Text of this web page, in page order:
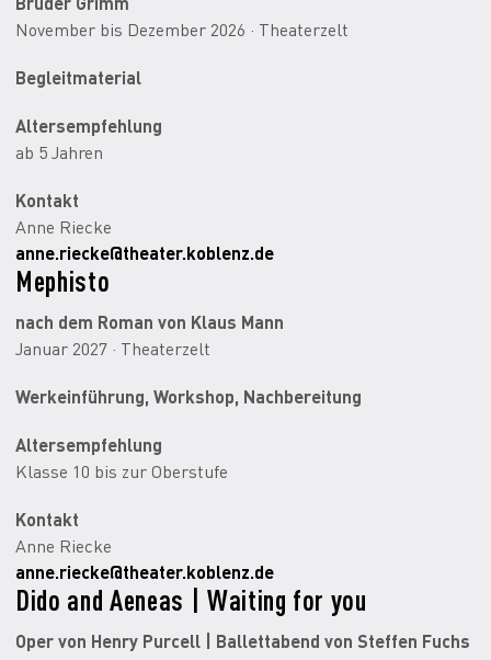
November bis Dezember 2026 · Theaterzelt
Begleitmaterial
Altersempfehlung
ab 5 Jahren
Kontakt
Anne Riecke
anne.riecke@theater.koblenz.de
Mephisto
nach dem Roman von Klaus Mann
Januar 2027 · Theaterzelt
Werkeinführung, Workshop, Nachbereitung
Altersempfehlung
Klasse 10 bis zur Oberstufe
Kontakt
Anne Riecke
anne.riecke@theater.koblenz.de
Dido and Aeneas | Waiting for you
Oper von Henry Purcell | Ballettabend von Steffen Fuchs